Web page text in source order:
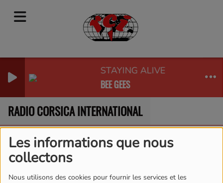
Les informations que nous
collectons
Nous utilisons des cookies pour fournir les services et les
STAYING ALIVE (DANCE
BEE GEES
RADIO CORSICA INTERNATIONAL
Agenda